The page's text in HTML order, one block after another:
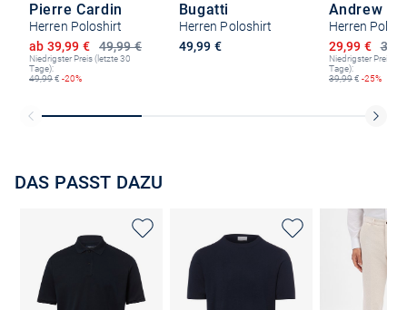
Pierre Cardin
Herren Poloshirt
49,99 €
Ermäßigter Preis
ab 39,99 €
Niedrigster Preis (letzte 30
Tage):
49,99€ -20%
Bugatti
Herren Poloshirt
49,99 €
Andrew
Herren
Ermäßigter
29,99 €
Niedrigster Preis
Tage):
39,99€ -25%
DAS PASST DAZU